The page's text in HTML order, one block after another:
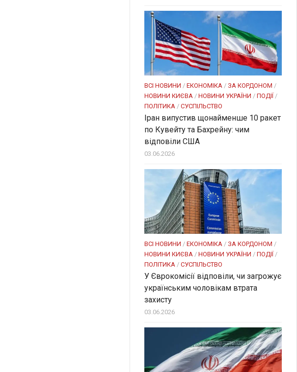
ВСІ НОВИНИ / ЕКОНОМІКА / ЗА КОРДОНОМ /
НОВИНИ КИЄВА / НОВИНИ УКРАЇНИ / ПОДІЇ /
ПОЛІТИКА / СУСПІЛЬСТВО
Іран випустив щонайменше 10 ракет
по Кувейту та Бахрейну: чим
відповіли США
03.06.2026
ВСІ НОВИНИ / ЕКОНОМІКА / ЗА КОРДОНОМ /
НОВИНИ КИЄВА / НОВИНИ УКРАЇНИ / ПОДІЇ /
ПОЛІТИКА / СУСПІЛЬСТВО
У Єврокомісії відповіли, чи загрожує
українським чоловікам втрата
захисту
03.06.2026